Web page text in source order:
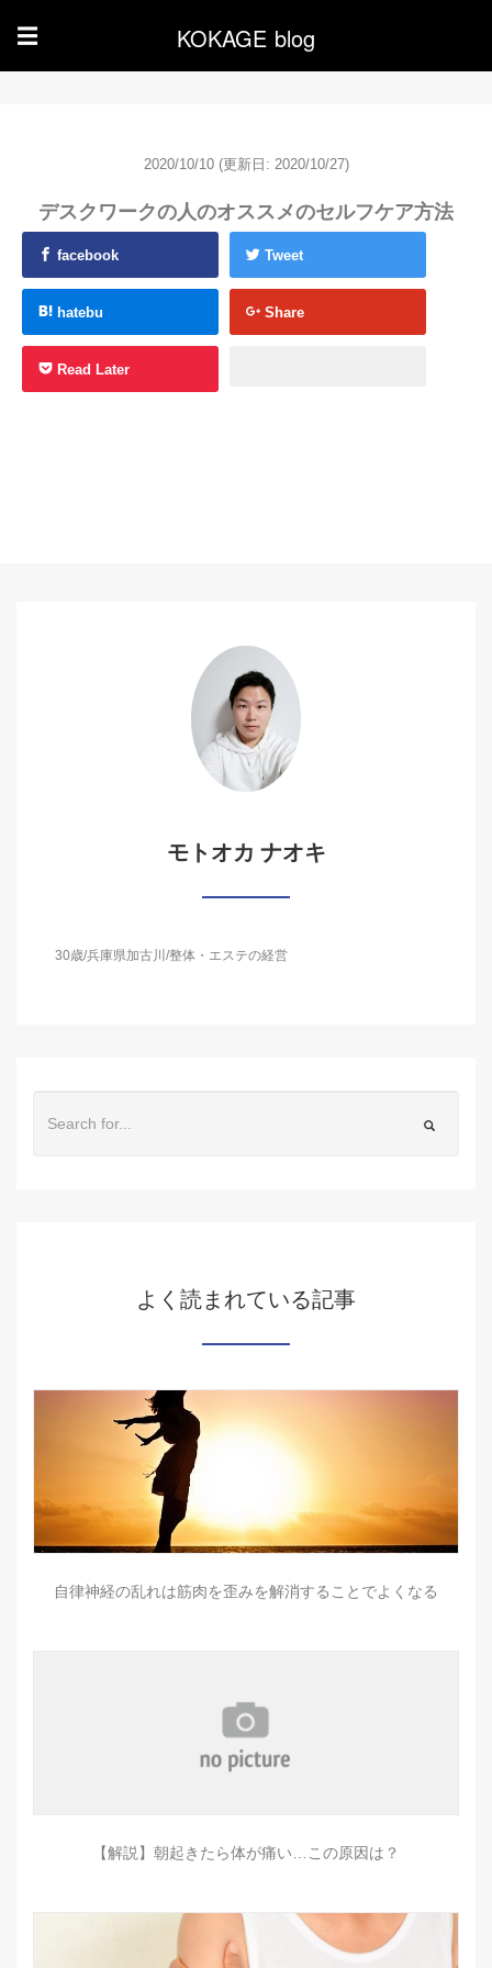
☰ KOKAGE blog
2020/10/10 (更新日: 2020/10/27)
デスクワークの人のオススメのセルフケア方法
facebook Tweet
hatebu Share
Read Later
モトオカ ナオキ
30歳/兵庫県加古川/整体・エステの経営
よく読まれている記事
自律神経の乱れは筋肉を歪みを解消することでよくなる
【解説】朝起きたら体が痛い…この原因は？